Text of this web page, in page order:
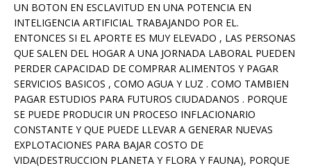
UN BOTON EN ESCLAVITUD EN UNA POTENCIA EN
INTELIGENCIA ARTIFICIAL TRABAJANDO POR EL.
ENTONCES SI EL APORTE ES MUY ELEVADO , LAS PERSONAS
QUE SALEN DEL HOGAR A UNA JORNADA LABORAL PUEDEN
PERDER CAPACIDAD DE COMPRAR ALIMENTOS Y PAGAR
SERVICIOS BASICOS , COMO AGUA Y LUZ . COMO TAMBIEN
PAGAR ESTUDIOS PARA FUTUROS CIUDADANOS . PORQUE
SE PUEDE PRODUCIR UN PROCESO INFLACIONARIO
CONSTANTE Y QUE PUEDE LLEVAR A GENERAR NUEVAS
EXPLOTACIONES PARA BAJAR COSTO DE
VIDA(DESTRUCCION PLANETA Y FLORA Y FAUNA), PORQUE